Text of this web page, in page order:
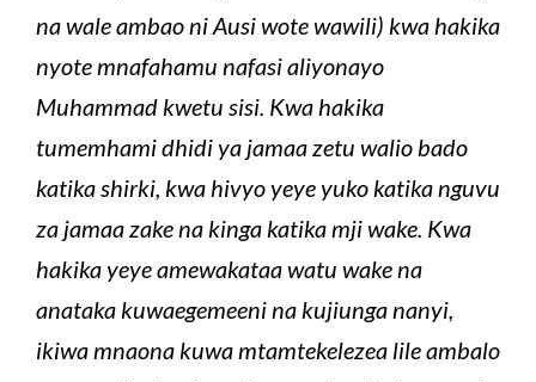
na wale ambao ni Ausi wote wawili) kwa hakika
nyote mnafahamu nafasi aliyonayo
Muhammad kwetu sisi. Kwa hakika
tumemhami dhidi ya jamaa zetu walio bado
katika shirki, kwa hivyo yeye yuko katika nguvu
za jamaa zake na kinga katika mji wake. Kwa
hakika yeye amewakataa watu wake na
anataka kuwaegemeeni na kujiunga nanyi,
ikiwa mnaona kuwa mtamtekelezea lile ambalo